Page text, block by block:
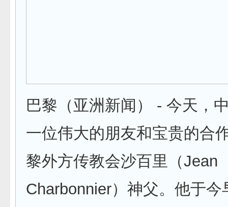
巴黎（亚洲新闻） - 今天，
一位伟大的朋友和宝贵的合
黎外方传教会沙百里（Jean
Charbonnier）神父。他于今